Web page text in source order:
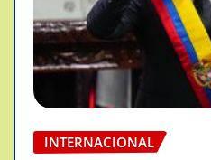
INTERNACIONAL